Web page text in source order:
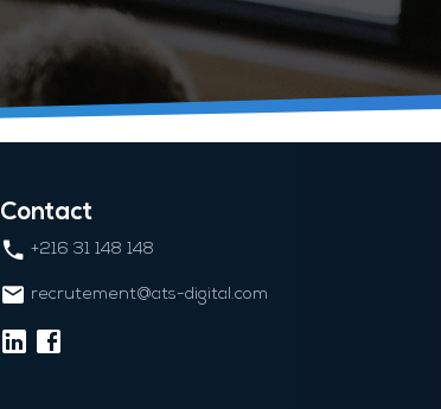
Contact
+216 31 148 148
recrutement@ats-digital.com